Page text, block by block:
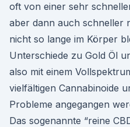
oft von einer sehr
aber dann auch schneller
nicht so lange im Körper
Unterschiede zu Gold Öl
also mit einem
vielfältigen Cannabinoide
Probleme angegangen
Das sogenannte “reine